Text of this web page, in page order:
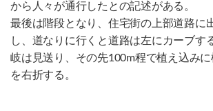
から人々が通行したとの記述がある。
最後は階段となり、住宅街の上部道路に
し、道なりに行くと道路は左にカーブす
岐は見送り、その先100m程で植え込み
を右折する。